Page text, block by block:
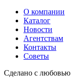
О компании
Каталог
Новости
Агентствам
Контакты
Советы
Сделано с любовью